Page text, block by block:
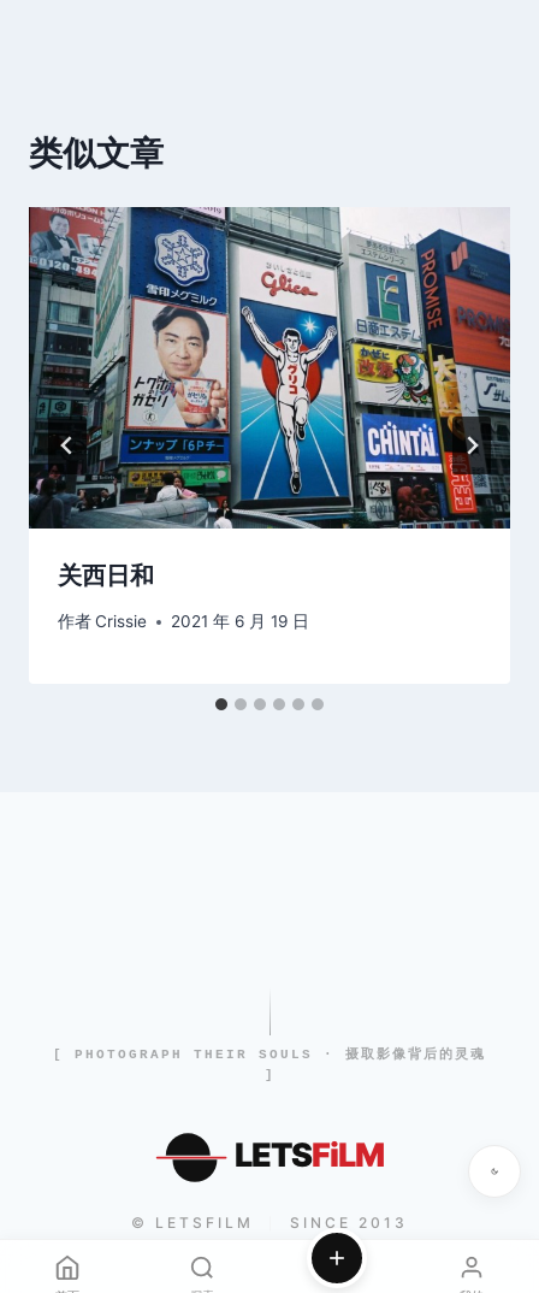
类似文章
关西日和
作者Crissie 2021 年 6 月 19 日
[ PHOTOGRAPH THEIR SOULS · 摄取影像背后的灵魂
]
LETSFiLM
© LETSFILM SINCE 2013